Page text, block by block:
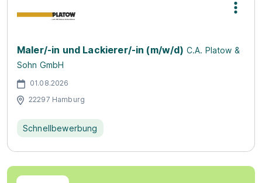
Maler/-in und Lackierer/-in (m/w/d) C.A. Platow &
Sohn GmbH
01.08.2026
22297 Hamburg
Schnellbewerbung